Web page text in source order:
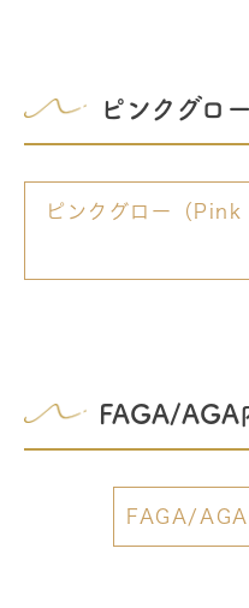
ピンクグロ
ピンクグロー（Pink
FAGA/AGA
FAGA/AGA